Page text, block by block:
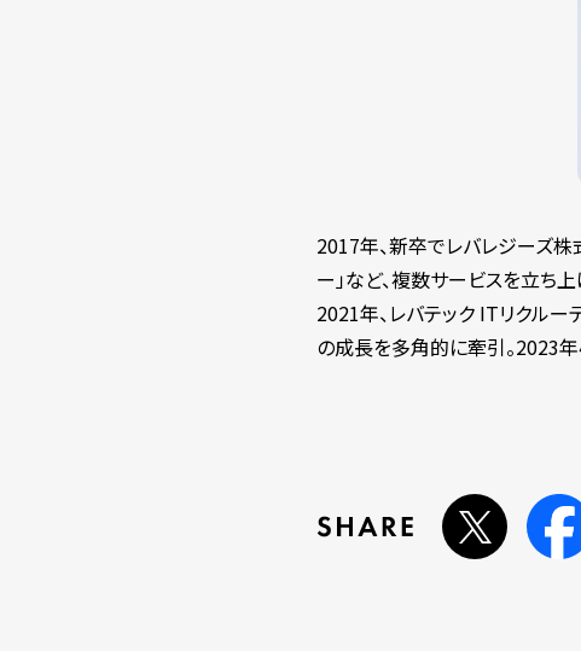
2017年、新卒でレバレジーズ
ー」など、複数サービスを立ち上
2021年、レバテック ITリクル
の成長を多角的に牽引。2023